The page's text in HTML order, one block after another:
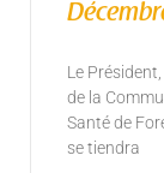
Le
de la
Santé de
se tiendra